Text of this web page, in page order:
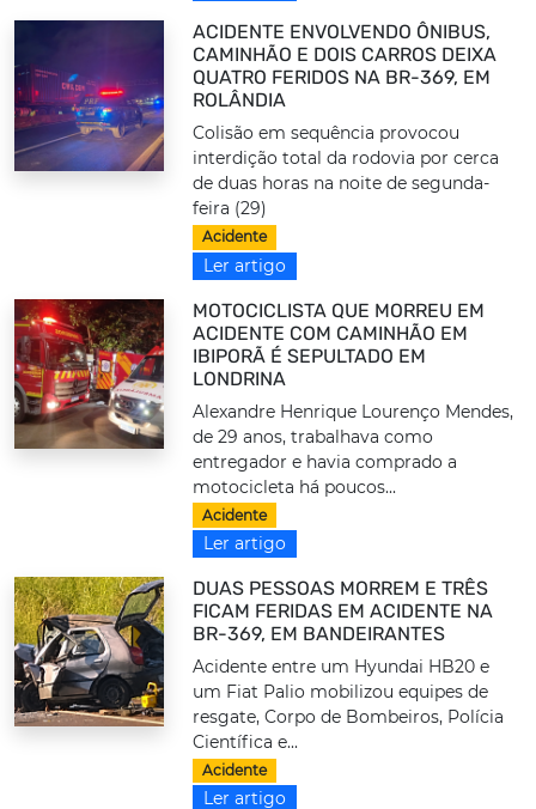
ACIDENTE ENVOLVENDO ÔNIBUS,
CAMINHÃO E DOIS CARROS DEIXA
QUATRO FERIDOS NA BR-369, EM
ROLÂNDIA
Colisão em sequência provocou
interdição total da rodovia por cerca
de duas horas na noite de segunda-
feira (29)
Acidente
Ler artigo
MOTOCICLISTA QUE MORREU EM
ACIDENTE COM CAMINHÃO EM
IBIPORÃ É SEPULTADO EM
LONDRINA
Alexandre Henrique Lourenço Mendes,
de 29 anos, trabalhava como
entregador e havia comprado a
motocicleta há poucos...
Acidente
Ler artigo
DUAS PESSOAS MORREM E TRÊS
FICAM FERIDAS EM ACIDENTE NA
BR-369, EM BANDEIRANTES
Acidente entre um Hyundai HB20 e
um Fiat Palio mobilizou equipes de
resgate, Corpo de Bombeiros, Polícia
Científica e...
Acidente
Ler artigo